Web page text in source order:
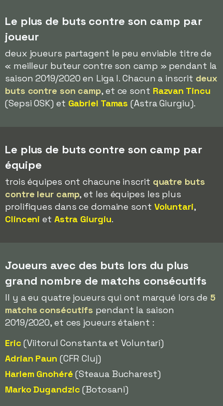
Le plus de buts contre son camp par
joueur
deux joueurs partagent le peu enviable titre de
« meilleur buteur contre son camp » pendant la
saison 2019/2020 en Liga I. Chacun a inscrit deux
buts contre son camp, et ce sont Razvan Tincu
(Sepsi OSK) et Gabriel Tamas (Astra Giurgiu).
Le plus de buts contre son camp par
équipe
trois équipes ont chacune inscrit quatre buts
contre leur camp, et les équipes les plus
prolifiques dans ce domaine sont Voluntari,
Clinceni et Astra Giurgiu.
Joueurs avec des buts lors du plus
grand nombre de matchs consécutifs
Il y a eu quatre joueurs qui ont marqué lors de 5
matchs consécutifs pendant la saison
2019/2020, et ces joueurs étaient :
Eric (Viitorul Constanta et Voluntari)
Adrian Paun (CFR Cluj)
Harlem Gnohéré (Steaua Bucharest)
Marko Dugandzic (Botosani)